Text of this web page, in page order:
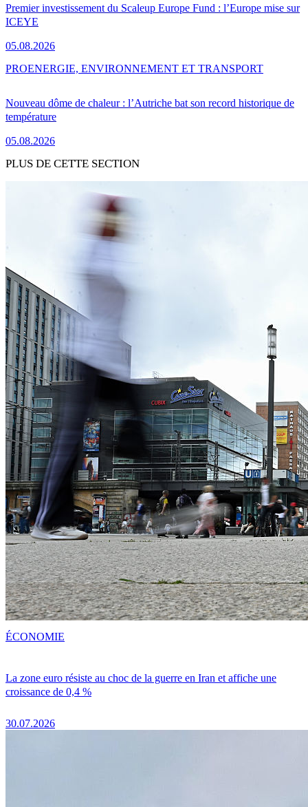
Premier investissement du Scaleup Europe Fund : l’Europe mise sur
ICEYE
05.08.2026
Nouveau dôme de chaleur : l’Autriche bat son record historique de
température
05.08.2026
PROENERGIE, ENVIRONNEMENT ET TRANSPORT
PLUS DE CETTE SECTION
La zone euro résiste au choc de la guerre en Iran et affiche une
croissance de 0,4 %
30.07.2026
ÉCONOMIE